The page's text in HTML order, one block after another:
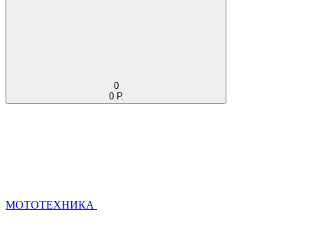
0
0 Р.
МОТОТЕХНИКА